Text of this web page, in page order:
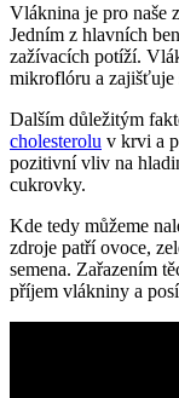
Vláknina je pro naše
Jedním z hlavních
zažívacích potíží.
mikroflóru a zajišťuje
Dalším důležitým
cholesterolu v krvi a
pozitivní vliv na
cukrovky.
Kde tedy můžeme
zdroje patří ovoce,
semena. Zařazením
příjem vlákniny a